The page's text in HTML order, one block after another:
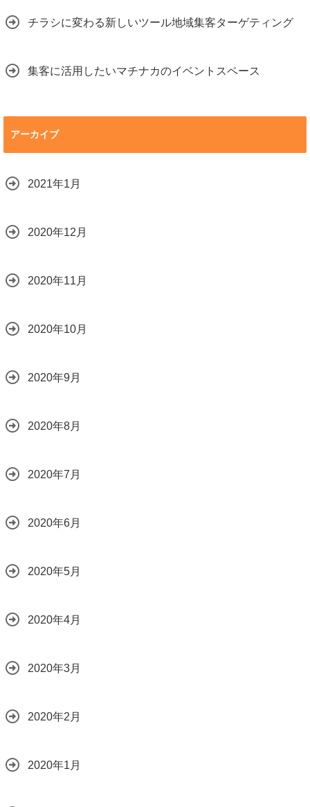
チラシに変わる新しいツール地域集客ターゲティング
集客に活用したいマチナカのイベントスペース
アーカイブ
2021年1月
2020年12月
2020年11月
2020年10月
2020年9月
2020年8月
2020年7月
2020年6月
2020年5月
2020年4月
2020年3月
2020年2月
2020年1月